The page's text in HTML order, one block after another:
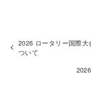
2026 ロータリー国際
ついて